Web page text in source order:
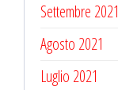
Settembre 2021
Agosto 2021
Luglio 2021